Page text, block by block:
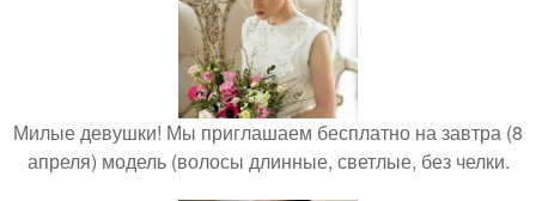
Милые девушки! Мы приглашаем бесплатно на завтра (8
апреля) модель (волосы длинные, светлые, без челки.